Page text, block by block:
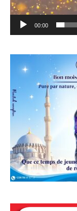
00:00